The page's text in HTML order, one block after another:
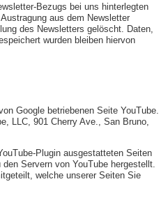
Bezugs bei uns hinterlegten
aus dem Newsletter
des Newsletters gelöscht. Daten,
wurden bleiben hiervon
Google betriebenen Seite YouTube.
LLC, 901 Cherry Ave., San Bruno,
Plugin ausgestatteten Seiten
Servern von YouTube hergestellt.
welche unserer Seiten Sie